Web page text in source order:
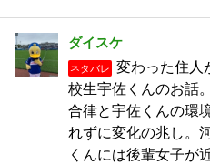
ダイスケ
ネタバレ
変わった住人
校生宇佐くんのお話
合律と宇佐くんの環
れずに変化の兆し。
くんには後輩女子が